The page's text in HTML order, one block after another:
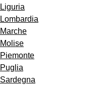
Liguria
Lombardia
Marche
Molise
Piemonte
Puglia
Sardegna